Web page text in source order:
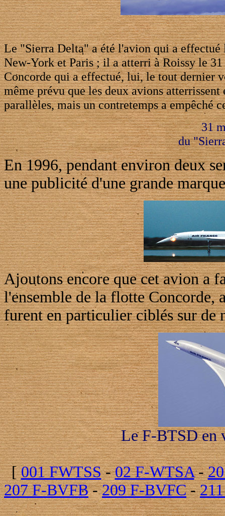
Le "Sierra Delta" a été l'avion qui a
New-York et Paris ; il a atterri à Roissy le
Concorde qui a effectué, lui, le tout dernier
même prévu que les deux avions atterrissent
parallèles, mais un contretemps a empêché
31
du
En 1996, pendant environ deux
une publicité d'une grande
Ajoutons encore que cet avion a
l'ensemble de la flotte Concorde,
furent en particulier ciblés sur de
Le F-BTSD en
[001 FWTSS-02 F-WTSA-
207 F-BVFB-209 F-BVFC-